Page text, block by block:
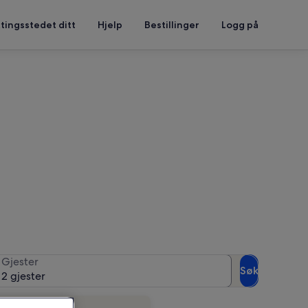
ditt Hjelp Bestillinger Logg på
Gjester
2 gjester
Søk